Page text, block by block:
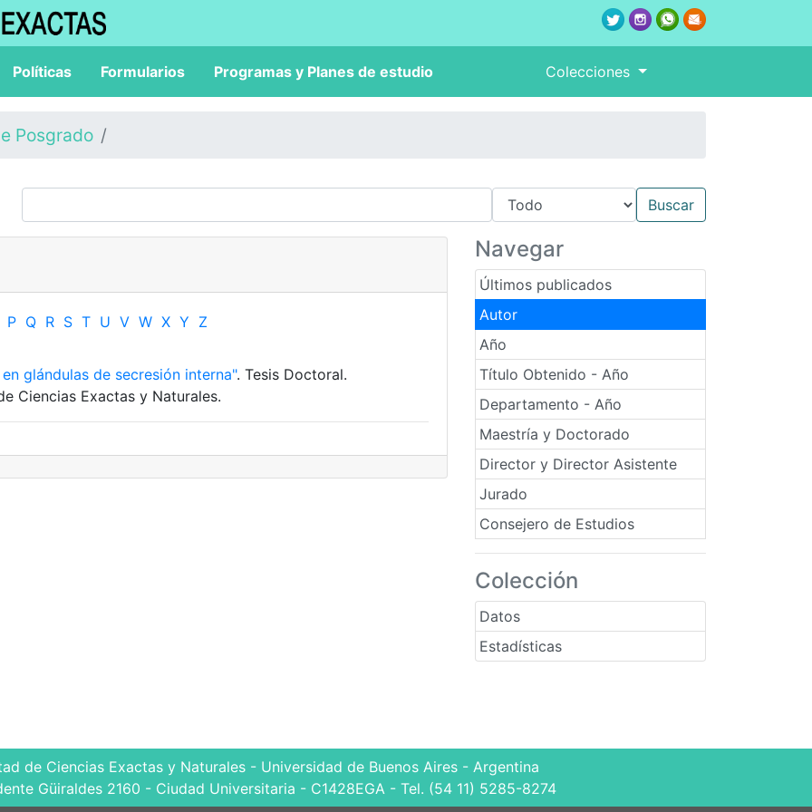
Políticas Formularios Programas y Planes de estudio Colecciones
Posgrado
Navegar
Últimos publicados
Autor
Año
Título Obtenido - Año
Departamento - Año
Maestría y Doctorado
Director y Director Asistente
Jurado
Consejero de Estudios
Colección
Datos
Estadísticas
P Q R S T U V W X Y Z
glándulas de secresión interna". Tesis Doctoral.
Ciencias Exactas y Naturales.
de Ciencias Exactas y Naturales - Universidad de Buenos Aires - Argentina
Güiraldes 2160 - Ciudad Universitaria - C1428EGA - Tel. (54 11) 5285-8274